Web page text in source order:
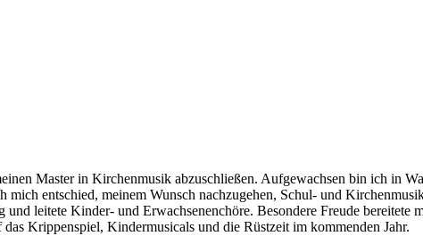
Master in Kirchenmusik abzuschließen. Aufgewachsen bin ich in
entschied, meinem Wunsch nachzugehen, Schul- und
leitete Kinder- und Erwachsenenchöre. Besondere Freude
Krippenspiel, Kindermusicals und die Rüstzeit im kommenden Jahr.